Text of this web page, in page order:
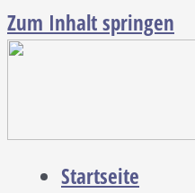
Zum Inhalt springen
Startseite